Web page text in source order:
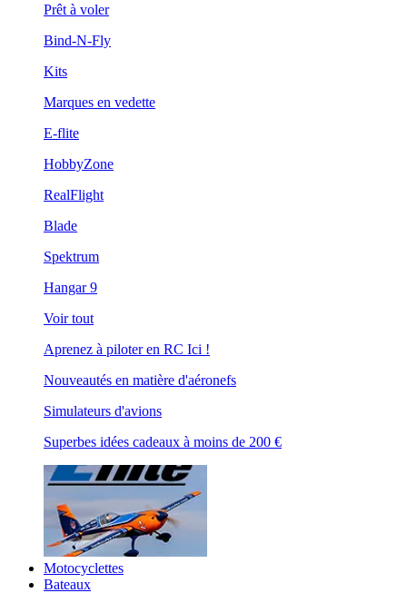
Prêt à voler
Bind-N-Fly
Kits
Marques en vedette
E-flite
HobbyZone
RealFlight
Blade
Spektrum
Hangar 9
Voir tout
Aprenez à piloter en RC Ici !
Nouveautés en matière d'aéronefs
Simulateurs d'avions
Superbes idées cadeaux à moins de 200 €
Motocyclettes
Bateaux